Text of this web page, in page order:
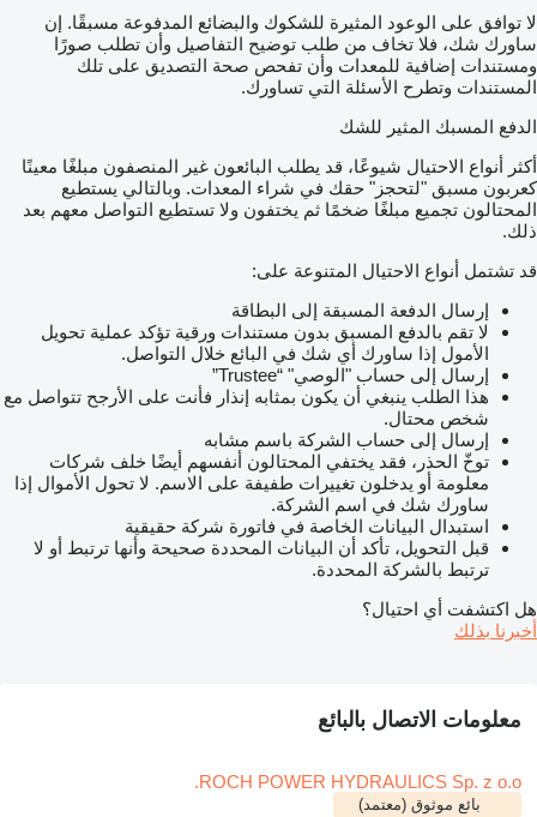
لا توافق على الوعود المثيرة للشكوك والبضائع المدفوعة مسبقًا. إن
ساورك شك، فلا تخاف من طلب توضيح التفاصيل وأن تطلب صورًا
ومستندات إضافية للمعدات وأن تفحص صحة التصديق على تلك
المستندات وتطرح الأسئلة التي تساورك.
الدفع المسبك المثير للشك
أكثر أنواع الاحتيال شيوعًا، قد يطلب البائعون غير المنصفون مبلغًا معينًا
كعربون مسبق "لتحجز" حقك في شراء المعدات. وبالتالي يستطيع
المحتالون تجميع مبلغًا ضخمًا ثم يختفون ولا تستطيع التواصل معهم بعد
ذلك.
قد تشتمل أنواع الاحتيال المتنوعة على:
إرسال الدفعة المسبقة إلى البطاقة
لا تقم بالدفع المسبق بدون مستندات ورقية تؤكد عملية تحويل
الأمول إذا ساورك أي شك في البائع خلال التواصل.
إرسال إلى حساب "الوصي" “Trustee”
هذا الطلب ينبغي أن يكون بمثابه إنذار فأنت على الأرجح تتواصل مع
شخص محتال.
إرسال إلى حساب الشركة باسم مشابه
توخّ الحذر، فقد يختفي المحتالون أنفسهم أيضًا خلف شركات
معلومة أو يدخلون تغييرات طفيفة على الاسم. لا تحول الأموال إذا
ساورك شك في اسم الشركة.
استبدال البيانات الخاصة في فاتورة شركة حقيقية
قبل التحويل، تأكد أن البيانات المحددة صحيحة وأنها ترتبط أو لا
ترتبط بالشركة المحددة.
هل اكتشفت أي احتيال؟
أخبرنا بذلك
معلومات الاتصال بالبائع
ROCH POWER HYDRAULICS Sp. z o.o.
بائع موثوق (معتمد)